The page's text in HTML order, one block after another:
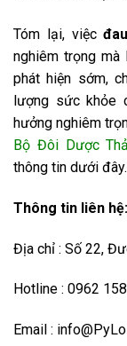
Tóm lại, việc
nghiêm trọng
phát hiện sớm,
lượng sức khỏe
hưởng nghiêm
Bộ Đôi Dược
thông tin dưới đây.
Thông tin liên hệ:
Địa chỉ : Số 22,
Hotline : 0962
Email :